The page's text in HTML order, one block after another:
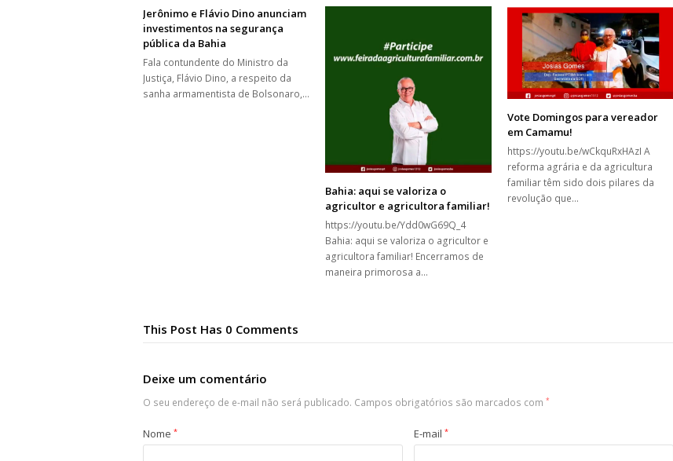
Jerônimo e Flávio Dino anunciam
investimentos na segurança
pública da Bahia
Fala contundente do Ministro da
Justiça, Flávio Dino, a respeito da
sanha armamentista de Bolsonaro,…
Bahia: aqui se valoriza o
agricultor e agricultora familiar!
https://youtu.be/Ydd0wG69Q_4
Bahia: aqui se valoriza o agricultor e
agricultora familiar! Encerramos de
maneira primorosa a…
Vote Domingos para vereador
em Camamu!
https://youtu.be/wCkquRxHAzI A
reforma agrária e da agricultura
familiar têm sido dois pilares da
revolução que…
This Post Has 0 Comments
Deixe um comentário
O seu endereço de e-mail não será publicado. Campos obrigatórios são marcados com *
Nome * E-mail *